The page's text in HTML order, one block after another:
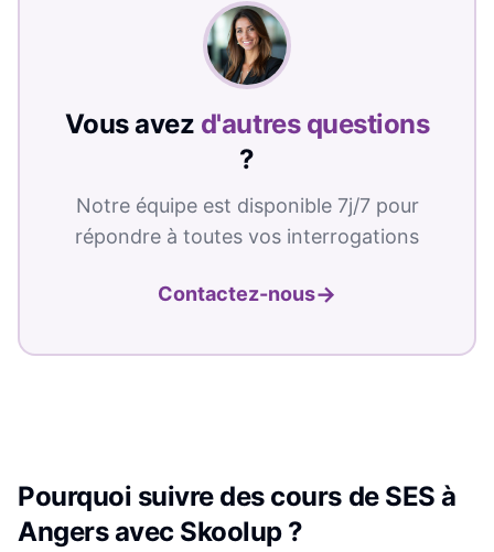
Vous avez d'autres questions
?
Notre équipe est disponible 7j/7 pour
répondre à toutes vos interrogations
Contactez-nous→
Pourquoi suivre des cours de SES à
Angersavec Skoolup ?